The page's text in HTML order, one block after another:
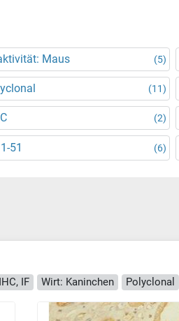
Maus (5)
(11)
(2)
51 (6)
IF Wirt: Kaninchen Polyclonal